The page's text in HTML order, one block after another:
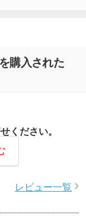
購入された
ください。
レビュー一覧